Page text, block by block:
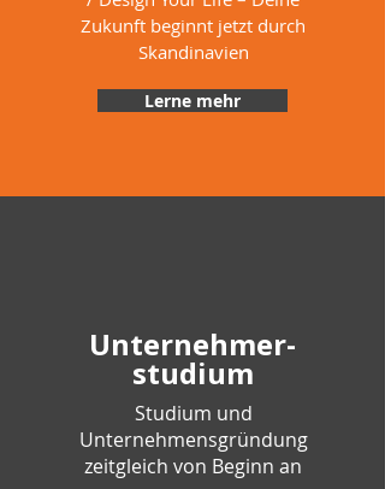
Zukunft beginnt jetzt durch
Skandinavien
Lerne mehr
Unternehmer-
studium
Studium und
Unternehmensgründung
zeitgleich von Beginn an